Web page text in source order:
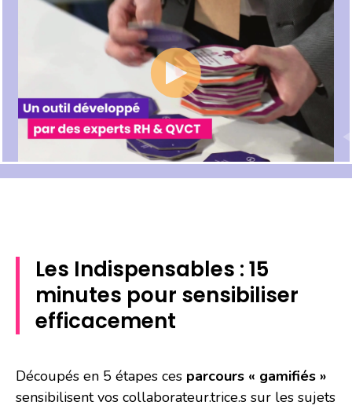
Les Indispensables : 15
minutes pour sensibiliser
efficacement
Découpés en 5 étapes ces parcours « gamifiés »
sensibilisent vos collaborateur.trice.s sur les sujets